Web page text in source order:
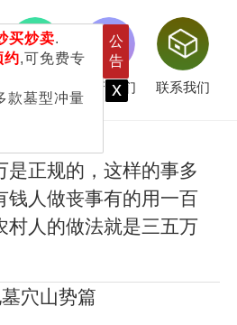
买炒卖.
约,可免费专
款墓型冲量
公
告
x
新闻公告 关于我们 联系我们
是正规的，这样的事多
钱人做丧事有的用一百
村人的做法就是三五万
穴山势篇